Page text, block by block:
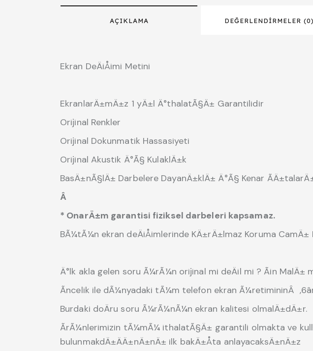
AÇIKLAMA DEĞERLENDIRMELER (0)
Ekran DeÄiÅimi Metini
EkranlarÄ±mÄ±z 1 yÄ±l Ä°thalatÃ§Ä± Garantilidir
Orijinal Renkler
Orijinal Dokunmatik Hassasiyeti
Orijinal Akustik Ä°Ã§ KulaklÄ±k
BasÄ±nÃ§lÄ± Darbelere DayanÄ±klÄ± Ä°Ã§ Kenar
Â
* OnarÄ±m garantisi fiziksel darbeleri kapsamaz.
BÃ¼tÃ¼n ekran deÄiÅimlerinde KÄ±rÄ±lmaz Koruma
Ä°lk akla gelen soru Ã¼rÃ¼n orijinal mi deÄil mi ? Ãin MalÄ±
Ãncelik ile dÃ¼nyadaki tÃ¼m telefon ekran Ã¼retimininÂ
Burdaki doÄru soru Ã¼rÃ¼nÃ¼n ekran kalitesi olmalÄ±dÄ±r.
ÃrÃ¼nlerimizin tÃ¼mÃ¼ ithalatÃ§Ä± garantili olmakta ve
bulunmakdÄ±ÄÄ±nÄ±nÄ± ilk bakÄ±Åta anlayacaksÄ±nÄ±z